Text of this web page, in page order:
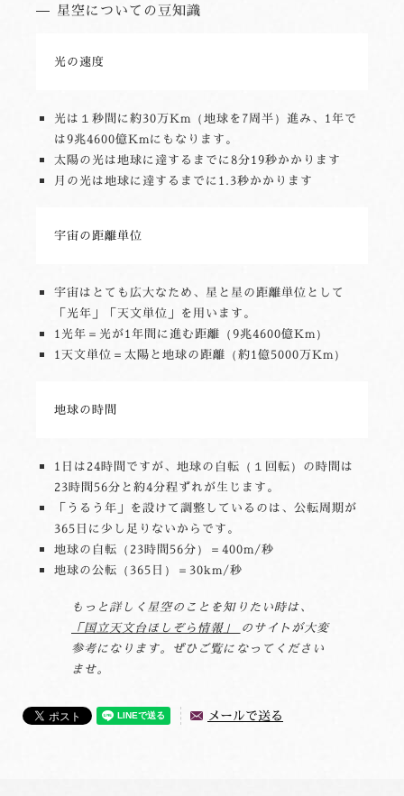
星空についての豆知識
光の速度
光は１秒間に約30万Km（地球を7周半）進み、1年で
は9兆4600億Kmにもなります。
太陽の光は地球に達するまでに8分19秒かかります
月の光は地球に達するまでに1.3秒かかります
宇宙の距離単位
宇宙はとても広大なため、星と星の距離単位として
「光年」「天文単位」を用います。
1光年＝光が1年間に進む距離（9兆4600億Km）
1天文単位＝太陽と地球の距離（約1億5000万Km）
地球の時間
1日は24時間ですが、地球の自転（１回転）の時間は
23時間56分と約4分程ずれが生じます。
「うるう年」を設けて調整しているのは、公転周期が
365日に少し足りないからです。
地球の自転（23時間56分）＝400m/秒
地球の公転（365日）＝30km/秒
もっと詳しく星空のことを知りたい時は、
「国立天文台ほしぞら情報」
のサイトが大変
参考になります。ぜひご覧になってください
ませ。
メールで送る